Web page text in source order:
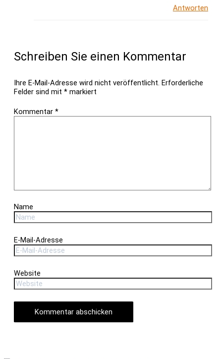
Antworten
Schreiben Sie einen Kommentar
Ihre E-Mail-Adresse wird nicht veröffentlicht. Erforderliche
Felder sind mit * markiert
Kommentar *
Name
E-Mail-Adresse
Website